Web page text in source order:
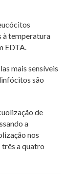
à temperatura
EDTA.
mais sensíveis
são
de
a
nos
a quatro